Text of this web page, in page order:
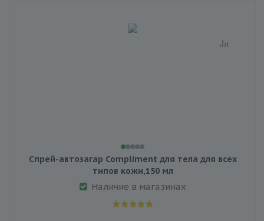
Спрей-автозагар Compliment для тела для всех
типов кожи,150 мл
Наличие в магазинах